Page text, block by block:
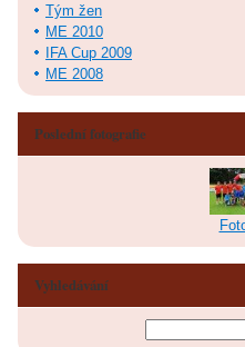
Tým žen
ME 2010
IFA Cup 2009
ME 2008
Poslední fotografie
Vyhledávání